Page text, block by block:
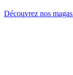
Découvrez nos